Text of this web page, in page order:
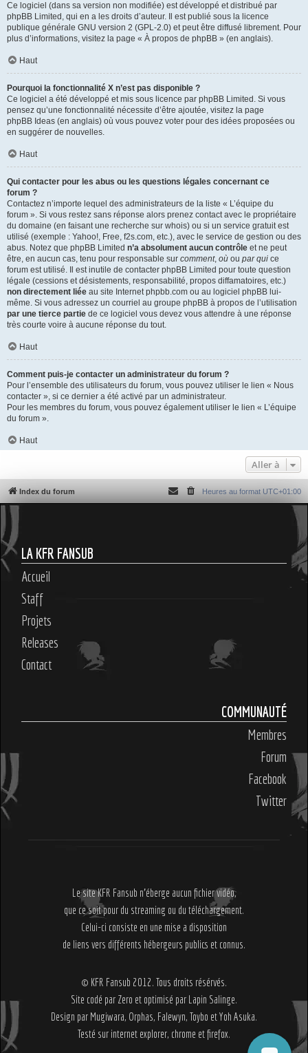
Ce logiciel (dans sa version non modifiée) est développé et distribué par
phpBB Limited , qui en a les droits d’auteur. Il est publié sous la licence
publique générale GNU version 2 (GPL-2.0) et peut être diffusé librement. Pour
plus d’informations, visitez la page « À propos de phpBB » (en anglais).
Haut
Pourquoi la fonctionnalité X n’est pas disponible ?
Ce logiciel a été développé et mis sous licence par phpBB Limited. Si vous
pensez qu’une fonctionnalité nécessite d’être ajoutée, visitez la page
phpBB Ideas (en anglais) où vous pouvez voter pour des idées proposées ou
en suggérer de nouvelles.
Haut
Qui contacter pour les abus ou les questions légales concernant ce
forum ?
Contactez n’importe lequel des administrateurs de la liste « L’équipe du
forum ». Si vous restez sans réponse alors prenez contact avec le propriétaire
du domaine (en faisant une recherche sur whois) ou si un service gratuit est
utilisé (exemple : Yahoo!, Free, f2s.com, etc.), avec le service de gestion ou des
abus. Notez que phpBB Limited n’a absolument aucun contrôle et ne peut
être, en aucun cas, tenu pour responsable sur comment, où ou par qui ce
forum est utilisé. Il est inutile de contacter phpBB Limited pour toute question
légale (cessions et désistements, responsabilité, propos diffamatoires, etc.)
non directement liée au site Internet phpbb.com ou au logiciel phpBB lui-
même. Si vous adressez un courriel au groupe phpBB à propos de l’utilisation
par une tierce partie de ce logiciel vous devez vous attendre à une réponse
très courte voire à aucune réponse du tout.
Haut
Comment puis-je contacter un administrateur du forum ?
Pour l’ensemble des utilisateurs du forum, vous pouvez utiliser le lien « Nous
contacter », si ce dernier a été activé par un administrateur.
Pour les membres du forum, vous pouvez également utiliser le lien « L’équipe
du forum ».
Haut
Aller à
Index du forum Heures au format UTC+01:00
LA KFR FANSUB
Accueil
Staff
Projets
Releases
Contact
COMMUNAUTÉ
Membres
Forum
Facebook
Twitter
Le site KFR Fansub n'éberge aucun fichier vidéo,
que ce soit pour du streaming ou du téléchargement.
Celui-ci consiste en une mise a disposition
de liens vers différents hébergeurs publics et connus.
© KFR Fansub 2012. Tous droits résérvés.
Site codé par Zero et optimisé par Lapin Salinge.
Design par Mugiwara, Orphas, Falewyn, Toybo et Yoh Asuka.
Testé sur internet explorer, chrome et firefox.